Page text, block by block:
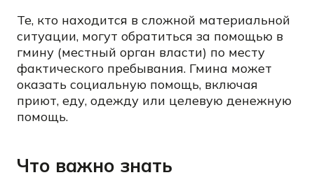
Те, кто находится в сложной материальной
ситуации, могут обратиться за помощью в
гмину (местный орган власти) по месту
фактического пребывания. Гмина может
оказать социальную помощь, включая
приют, еду, одежду или целевую денежную
помощь.
Что важно знать